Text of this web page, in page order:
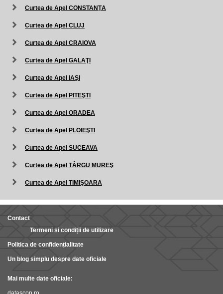
Curtea de Apel CONSTANŢA
Curtea de Apel CLUJ
Curtea de Apel CRAIOVA
Curtea de Apel GALAŢI
Curtea de Apel IAŞI
Curtea de Apel PITEŞTI
Curtea de Apel ORADEA
Curtea de Apel PLOIEŞTI
Curtea de Apel SUCEAVA
Curtea de Apel TÂRGU MUREŞ
Curtea de Apel TIMIŞOARA
Contact
Termeni și condiții de utilizare
Politica de confidențialitate
Un blog simplu despre date oficiale
Mai multe date oficiale: